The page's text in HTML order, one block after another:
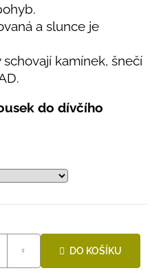
a slunce je
kamínek, šnečí
do dívčího
DO KOŠÍKU